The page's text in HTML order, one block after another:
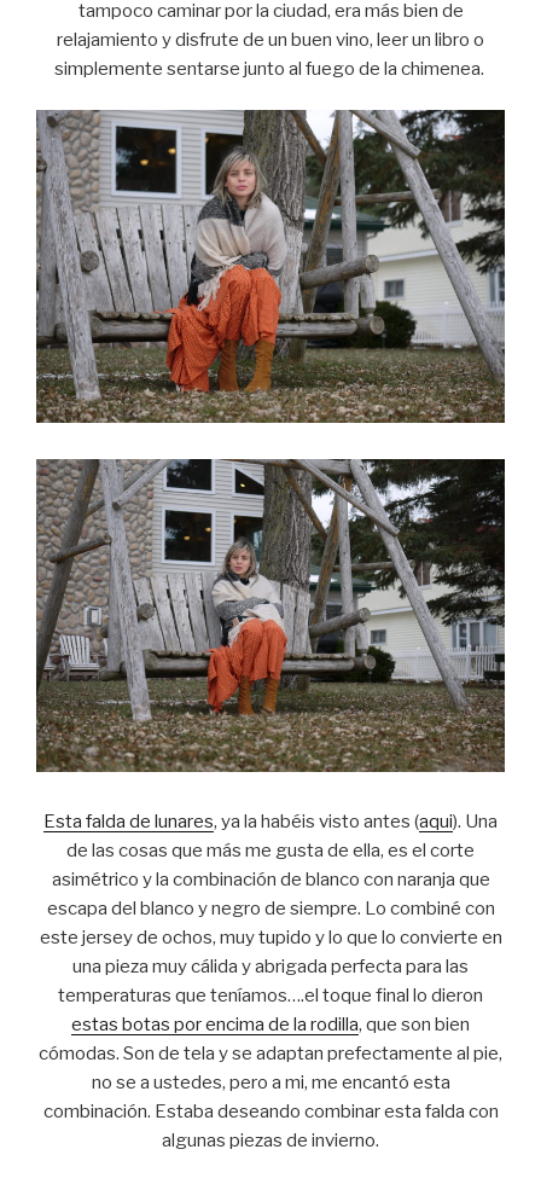
tampoco caminar por la ciudad, era más bien de
relajamiento y disfrute de un buen vino, leer un libro o
simplemente sentarse junto al fuego de la chimenea.
Esta falda de lunares, ya la habéis visto antes (aqui). Una
de las cosas que más me gusta de ella, es el corte
asimétrico y la combinación de blanco con naranja que
escapa del blanco y negro de siempre. Lo combiné con
este jersey de ochos, muy tupido y lo que lo convierte en
una pieza muy cálida y abrigada perfecta para las
temperaturas que teníamos….el toque final lo dieron
estas botas por encima de la rodilla, que son bien
cómodas. Son de tela y se adaptan prefectamente al pie,
no se a ustedes, pero a mi, me encantó esta
combinación. Estaba deseando combinar esta falda con
algunas piezas de invierno.